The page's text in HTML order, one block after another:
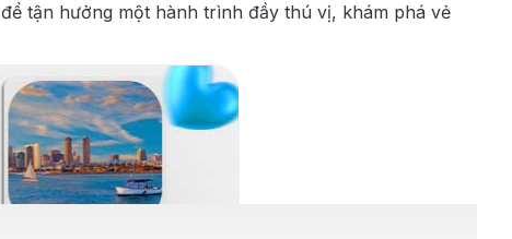
để tận hưởng một hành trình đầy thú vị, khám phá vẻ